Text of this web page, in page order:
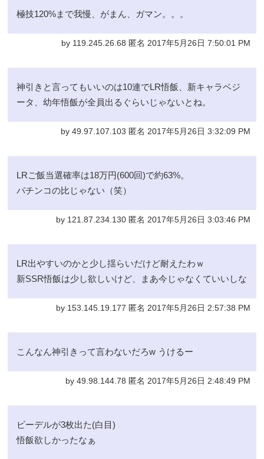
極技120%まで我慢、がまん、ガマン。。。
by 119.245.26.68 匿名 2017年5月26日 7:50:01 PM
神引きと言ってもいいのは10連でLR悟飯、新キャラベジ
ータ、幼年悟飯が全員出るぐらいじゃないとね。
by 49.97.107.103 匿名 2017年5月26日 3:32:09 PM
LRご飯当選確率は18万円(600回)で約63%。
パチンコの比じゃない（笑）
by 121.87.234.130 匿名 2017年5月26日 3:03:46 PM
LR出やすいのかと少し揺らいだけど耐えたわｗ
新SSR悟飯は少し欲しいけど、まあ今じゃなくていいしな
by 153.145.19.177 匿名 2017年5月26日 2:57:38 PM
こんなん神引きって言わないだろw うけるー
by 49.98.144.78 匿名 2017年5月26日 2:48:49 PM
ビーデルが3枚出た(白目)
悟飯欲しかったなぁ